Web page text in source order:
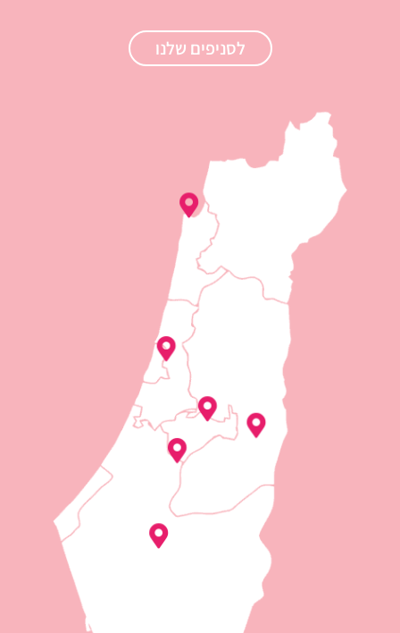
לסניפים שלנו